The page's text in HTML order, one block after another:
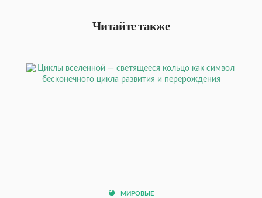
Читайте также
МИРОВЫЕ